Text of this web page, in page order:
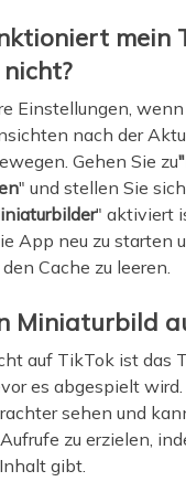
mein
Einstellungen,
nach der
Gehen Sie zu
" und stellen Sie
" aktiviert
App neu zu starten
Cache zu leeren.
Miniaturbild
auf TikTok ist das
es abgespielt wird.
sehen und
zu erzielen,
gibt.